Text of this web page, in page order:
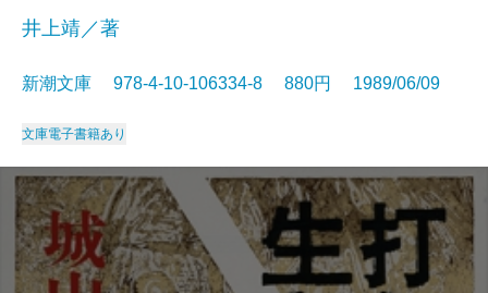
井上靖／著
新潮文庫 978-4-10-106334-8 880円 1989/06/09
文庫電子書籍あり